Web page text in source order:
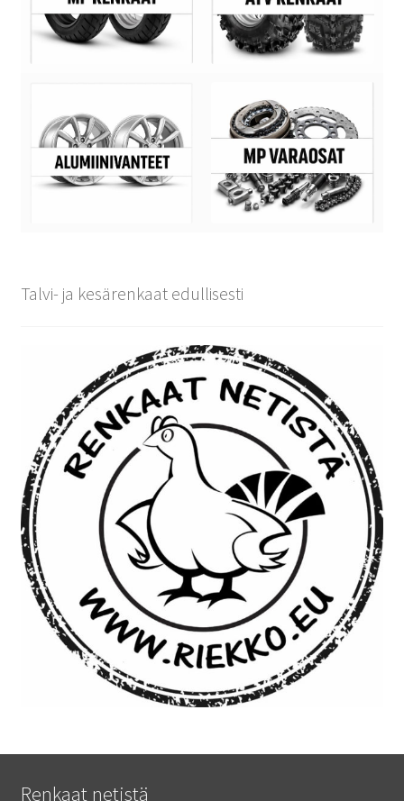
Talvi- ja kesärenkaat edullisesti
Renkaat netistä